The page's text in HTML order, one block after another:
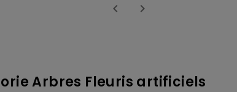
 
Arbres Fleuris artificiels